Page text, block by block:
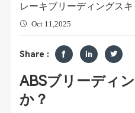
レーキブリーディングス
Oct 11,2025
Share :
ABSブリーディ
か？